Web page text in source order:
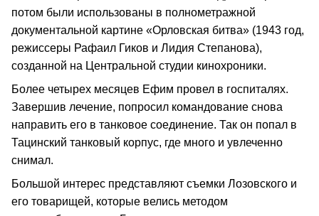
потом были использованы в полнометражной
документальной картине «Орловская битва» (1943 год,
режиссеры Рафаил Гиков и Лидия Степанова),
созданной на Центральной студии кинохроники.
Более четырех месяцев Ефим провел в госпиталях.
Завершив лечение, попросил командование снова
направить его в танковое соединение. Так он попал в
Тацинский танковый корпус, где много и увлеченно
снимал.
Большой интерес представляют съемки Лозовского и
его товарищей, которые велись методом